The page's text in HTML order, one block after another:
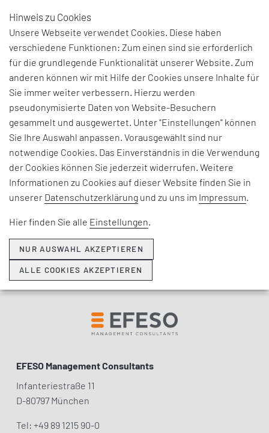
BEGRIFFSERKLÄRUNG:
CHAKU-CHAKU
Japanische Bezeichnung für eineU-Zelle;
bedeutet so viel wie „laden, laden“
alle Glossar Einträge
EFESO Management Consultants
Infanteriestraße 11
D-80797 München
Tel: +49 89 1215 90-0
Hinweis zu Cookies
Unsere Webseite verwendet Cookies. Diese haben
verschiedene Funktionen: Zum einen sind sie erforderlich
für die grundlegende Funktionalität unserer Website. Zum
anderen können wir mit Hilfe der Cookies unsere Inhalte für
Sie immer weiter verbessern. Hierzu werden
pseudonymisierte Daten von Website-Besuchern
gesammelt und ausgewertet. Unter "Einstellungen" können
Sie Ihre Auswahl anpassen. Vorausgewählt sind nur
notwendige Cookies. Das Einverständnis in die Verwendung
der Cookies können Sie jederzeit widerrufen. Weitere
Informationen zu Cookies auf dieser Website finden Sie in
unserer Datenschutzerklärung und zu uns im Impressum.
Hier finden Sie alle Einstellungen.
NUR AUSWAHL AKZEPTIEREN
ALLE COOKIES AKZEPTIEREN